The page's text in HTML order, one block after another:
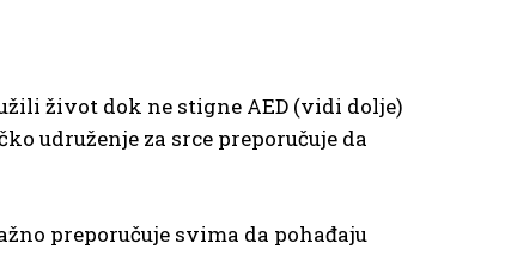
život dok ne stigne AED (vidi dolje)
udruženje za srce preporučuje da
preporučuje svima da pohađaju